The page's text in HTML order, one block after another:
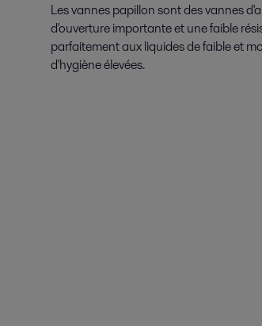
Les vannes papillon sont des vannes
d'ouverture importante et une faible
parfaitement aux liquides de faible et
d'hygiène élevées.